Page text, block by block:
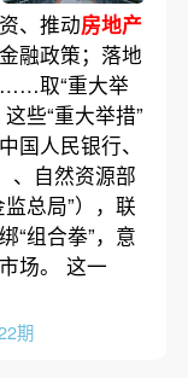
、推动房地产
融政策；落地
……取“重大举
些“重大举措”
国人民银行、
、自然资源部
总局”），联
“组合拳”，意
场。 这一
期